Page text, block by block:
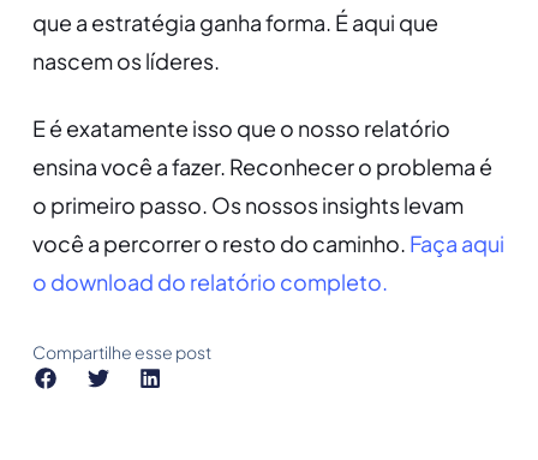
que a estratégia ganha forma. É aqui que
nascem os líderes.
E é exatamente isso que o nosso relatório
ensina você a fazer. Reconhecer o problema é
o primeiro passo. Os nossos insights levam
você a percorrer o resto do caminho. Faça aqui
o download do relatório completo.
Compartilhe esse post